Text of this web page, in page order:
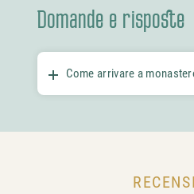
Domande e risposte
Come arrivare a